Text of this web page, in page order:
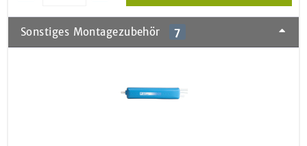
Sonstiges Montagezubehör 7